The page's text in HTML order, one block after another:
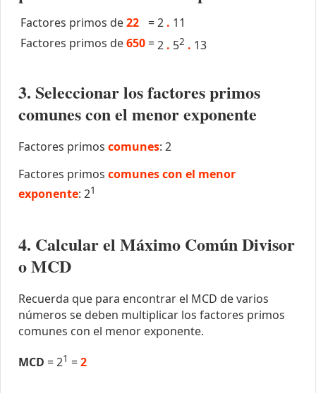
Factores primos de22 =2 . 11
Factores primos de650 =2 . 52 . 13
3. Seleccionar los factores primos
comunes con el menor exponente
Factores primos comunes: 2
Factores primos comunes con el menor
exponente: 21
4. Calcular el Máximo Común Divisor
o MCD
Recuerda que para encontrar el MCD de varios
números se deben multiplicar los factores primos
comunes con el menor exponente.
MCD = 21 =2